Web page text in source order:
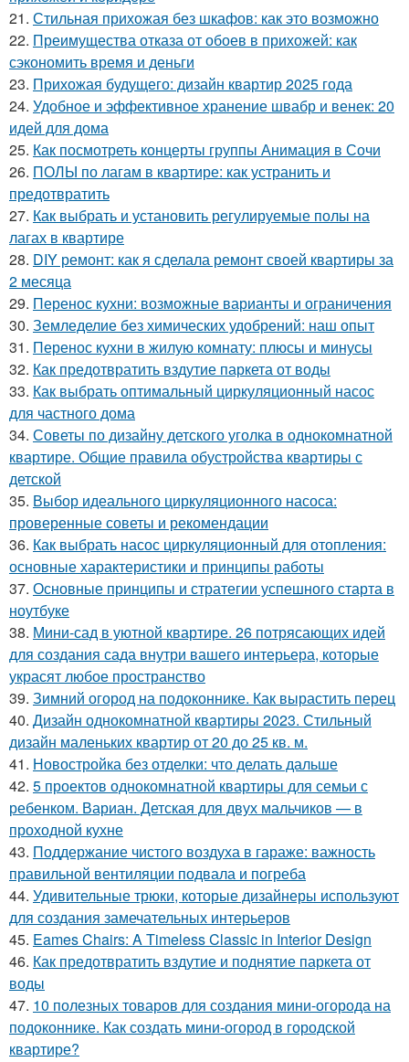
21. Стильная прихожая без шкафов: как это возможно
22. Преимущества отказа от обоев в прихожей: как
сэкономить время и деньги
23. Прихожая будущего: дизайн квартир 2025 года
24. Удобное и эффективное хранение швабр и венек: 20
идей для дома
25. Как посмотреть концерты группы Анимация в Сочи
26. ПОЛЫ по лагам в квартире: как устранить и
предотвратить
27. Как выбрать и установить регулируемые полы на
лагах в квартире
28. DIY ремонт: как я сделала ремонт своей квартиры за
2 месяца
29. Перенос кухни: возможные варианты и ограничения
30. Земледелие без химических удобрений: наш опыт
31. Перенос кухни в жилую комнату: плюсы и минусы
32. Как предотвратить вздутие паркета от воды
33. Как выбрать оптимальный циркуляционный насос
для частного дома
34. Советы по дизайну детского уголка в однокомнатной
квартире. Общие правила обустройства квартиры с
детской
35. Выбор идеального циркуляционного насоса:
проверенные советы и рекомендации
36. Как выбрать насос циркуляционный для отопления:
основные характеристики и принципы работы
37. Основные принципы и стратегии успешного старта в
ноутбуке
38. Мини-сад в уютной квартире. 26 потрясающих идей
для создания сада внутри вашего интерьера, которые
украсят любое пространство
39. Зимний огород на подоконнике. Как вырастить перец
40. Дизайн однокомнатной квартиры 2023. Стильный
дизайн маленьких квартир от 20 до 25 кв. м.
41. Новостройка без отделки: что делать дальше
42. 5 проектов однокомнатной квартиры для семьи с
ребенком. Вариан. Детская для двух мальчиков — в
проходной кухне
43. Поддержание чистого воздуха в гараже: важность
правильной вентиляции подвала и погреба
44. Удивительные трюки, которые дизайнеры используют
для создания замечательных интерьеров
45. Eames Chairs: A Timeless Classic in Interior Design
46. Как предотвратить вздутие и поднятие паркета от
воды
47. 10 полезных товаров для создания мини-огорода на
подоконнике. Как создать мини-огород в городской
квартире?